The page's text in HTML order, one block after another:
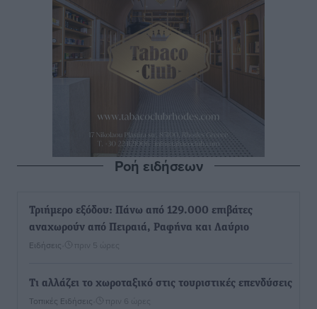
Ροή ειδήσεων
Τριήμερο εξόδου: Πάνω από 129.000 επιβάτες
αναχωρούν από Πειραιά, Ραφήνα και Λαύριο
Ειδήσεις πριν 5 ώρες
Τι αλλάζει το χωροταξικό στις τουριστικές επενδύσεις
Τοπικές Ειδήσεις πριν 6 ώρες